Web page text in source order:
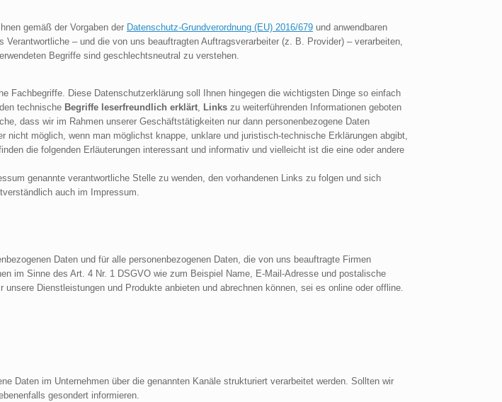
gemäß der Vorgaben der Datenschutz-Grundverordnung (EU) 2016/679 und anwendbaren
– und die von uns beauftragten Auftragsverarbeiter (z. B. Provider) – verarbeiten,
Begriffe sind geschlechtsneutral zu verstehen.
Fachbegriffe. Diese Datenschutzerklärung soll Ihnen hingegen die wichtigsten Dinge so einfach
technische Begriffe leserfreundlich erklärt, Links zu weiterführenden Informationen geboten
dass wir im Rahmen unserer Geschäftstätigkeiten nur dann personenbezogene Daten
möglich, wenn man möglichst knappe, unklare und juristisch-technische Erklärungen abgibt,
die folgenden Erläuterungen interessant und informativ und vielleicht ist die eine oder andere
genannte verantwortliche Stelle zu wenden, den vorhandenen Links zu folgen und sich
auch im Impressum.
Daten und für alle personenbezogenen Daten, die von uns beauftragte Firmen
im Sinne des Art. 4 Nr. 1 DSGVO wie zum Beispiel Name, E-Mail-Adresse und postalische
Dienstleistungen und Produkte anbieten und abrechnen können, sei es online oder offline.
Daten im Unternehmen über die genannten Kanäle strukturiert verarbeitet werden. Sollten wir
gesondert informieren.